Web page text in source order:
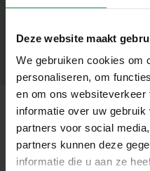
Deze website maakt
We gebruiken cookies om
personaliseren, om
en om ons
informatie over uw
partners voor social
partners kunnen deze
informatie die u aan ze
Lijm
8 kleurpotloden
Stickervel met
Duidelijke stap-voor-stap
Unieke eigenschappen
Productnummer
Deel dit product